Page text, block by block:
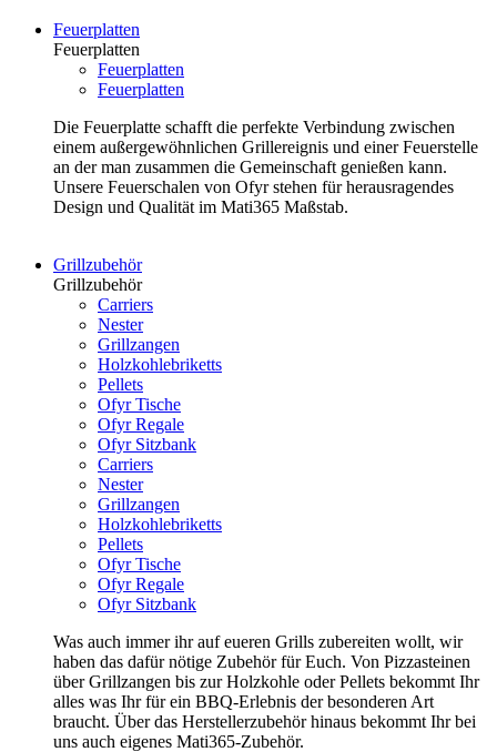
Feuerplatten
Feuerplatten
Feuerplatten
Feuerplatten
Die Feuerplatte schafft die perfekte Verbindung zwischen
einem außergewöhnlichen Grillereignis und einer Feuerstelle
an der man zusammen die Gemeinschaft genießen kann.
Unsere Feuerschalen von Ofyr stehen für herausragendes
Design und Qualität im Mati365 Maßstab.
Grillzubehör
Grillzubehör
Carriers
Nester
Grillzangen
Holzkohlebriketts
Pellets
Ofyr Tische
Ofyr Regale
Ofyr Sitzbank
Carriers
Nester
Grillzangen
Holzkohlebriketts
Pellets
Ofyr Tische
Ofyr Regale
Ofyr Sitzbank
Was auch immer ihr auf eueren Grills zubereiten wollt, wir
haben das dafür nötige Zubehör für Euch. Von Pizzasteinen
über Grillzangen bis zur Holzkohle oder Pellets bekommt Ihr
alles was Ihr für ein BBQ-Erlebnis der besonderen Art
braucht. Über das Herstellerzubehör hinaus bekommt Ihr bei
uns auch eigenes Mati365-Zubehör.